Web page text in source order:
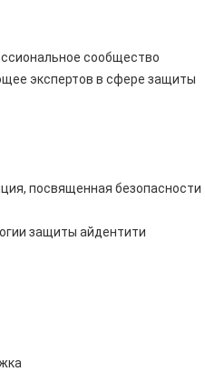
сообщество
экспертов в сфере защиты
посвященная безопасности
защиты айдентити